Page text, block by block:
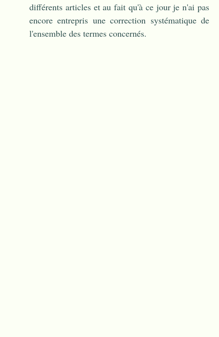
différents articles et au fait qu'à ce jour je n'ai pas
encore entrepris une correction systématique de
l'ensemble des termes concernés.